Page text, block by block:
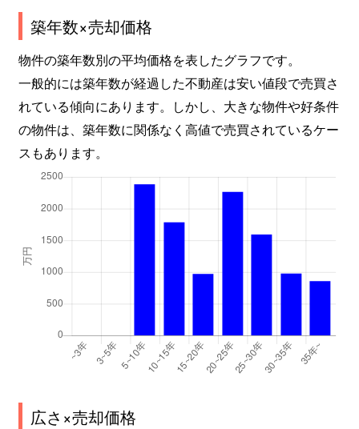
築年数×売却価格
物件の築年数別の平均価格を表したグラフです。
一般的には築年数が経過した不動産は安い値段で売買さ
れている傾向にあります。しかし、大きな物件や好条件
の物件は、築年数に関係なく高値で売買されているケー
スもあります。
広さ×売却価格